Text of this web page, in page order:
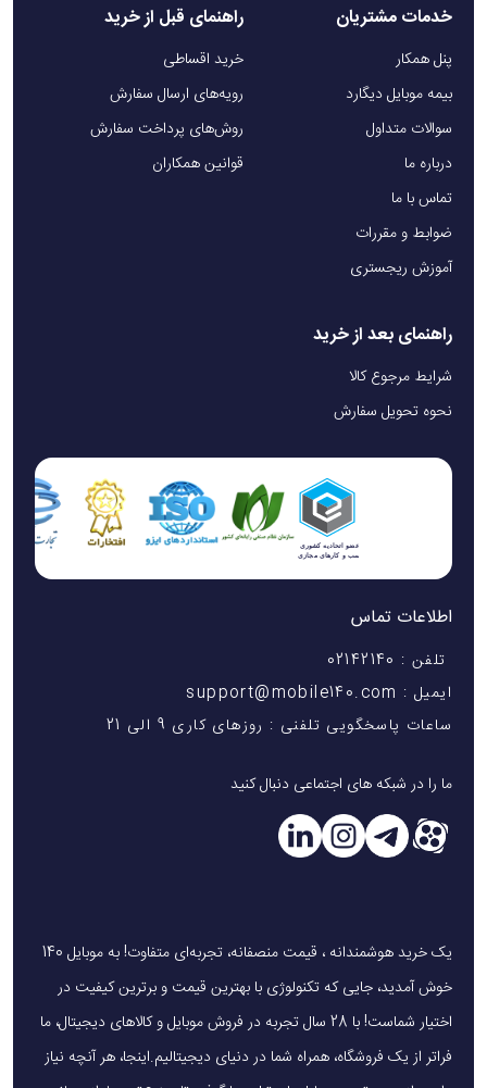
خدمات مشتریان
پنل همکار
بیمه موبایل دیگارد
سوالات متداول
درباره ما
تماس با ما
ضوابط و مقررات
آموزش ریجستری
راهنمای قبل از خرید
خرید اقساطی
رویه‌های ارسال سفارش
روش‌های پرداخت سفارش
قوانین همکاران
راهنمای بعد از خرید
شرایط مرجوع کالا
نحوه تحویل سفارش
اطلاعات تماس
تلفن : 02142140
ایمیل : support@mobile140.com
ساعات پاسخگویی تلفنی : روزهای کاری 9 الی 21
ما را در شبکه های اجتماعی دنبال کنید
یک خرید هوشمندانه ، قیمت منصفانه، تجربه‌ای متفاوت! به موبایل 140
خوش آمدید، جایی که تکنولوژی با بهترین قیمت و برترین کیفیت در
اختیار شماست! با 28 سال تجربه در فروش موبایل و کالاهای دیجیتال، ما
فراتر از یک فروشگاه، همراه شما در دنیای دیجیتالیم.اینجا، هر آنچه نیاز